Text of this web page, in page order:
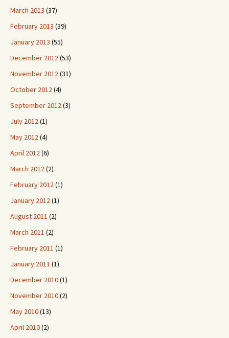
March 2013 (37)
February 2013 (39)
January 2013 (55)
December 2012(53)
November 2012(31)
October 2012(4)
September 2012(3)
July 2012(1)
May 2012(4)
April 2012(6)
March 2012(2)
February 2012(1)
January 2012(1)
August 2011 (2)
March 2011 (2)
February 2011 (1)
January 2011 (1)
December 2010(1)
November 2010(2)
May 2010(13)
April 2010(2)